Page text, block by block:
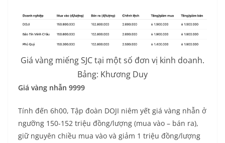
Giá vàng miếng SJC tại một số đơn vị kinh doanh.
Bảng: Khương Duy
Giá vàng nhẫn 9999
Tính đến 6h00, Tập đoàn DOJI niêm yết giá vàng nhẫn ở
ngưỡng 150-152 triệu đồng/lượng (mua vào – bán ra),
giữ nguyên chiều mua vào và giảm 1 triệu đồng/lượng